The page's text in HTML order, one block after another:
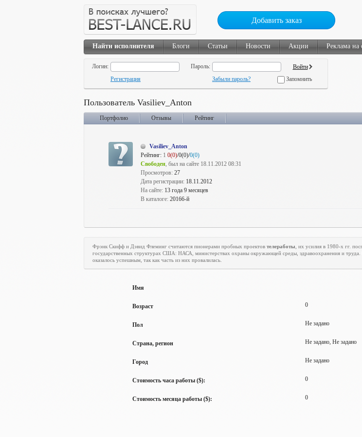
Добавить заказ
Найти исполнителя Блоги Статьи Новости Акции Реклама на
Логин:
Пароль:
Регистрация
Забыли пароль? Запомнить
Пользователь Vasiliev_Anton
Портфолио Отзывы Рейтинг
Vasiliev_Anton
Рейтинг: 1 0(0)/0(0)/0(0)
Свободен, был на сайте 18.11.2012 08:31
Просмотров: 27
Дата регистрации: 18.11.2012
На сайте: 13 года 9 месяцев
В каталоге: 20166-й
Фрэнк Скифф и Дэвид Флеминг считаются пионерами пробных проектов телеработы , их усилия в 1980-х гг.
государственных структурах США: НАСА, министерствах охраны окружающей среды, здравоохранения и труда.
оказалось успешным, так как часть из них провалилась.
Имя
Возраст 0
Пол Не задано
Страна, регион Не задано, Не задано
Город Не задано
Стоимость часа работы ($): 0
Стоимость месяца работы ($): 0